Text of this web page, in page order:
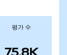
평가 수
75.8K